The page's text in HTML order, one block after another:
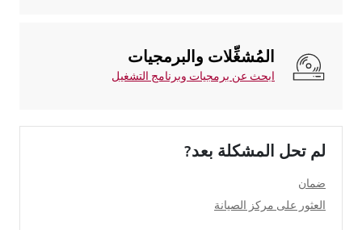
المُشغِّلات والبرمجيات
ابحث عن برمجيات وبرنامج التشغيل
لم تحل المشكلة بعد?
ضمان
العثور على مركز الصيانة